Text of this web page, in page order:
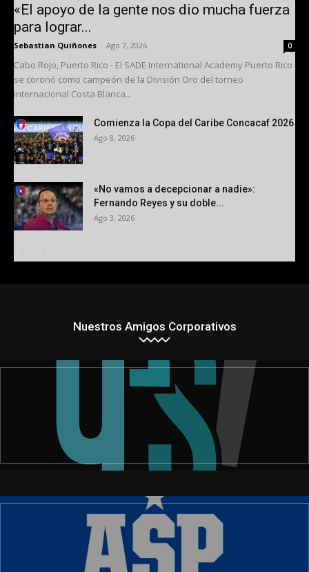
«El apoyo de la gente nos dio mucha fuerza
para lograr...
Sebastian Quiñones Ago 7, 2026 0
Cabo Rojo, Puerto Rico - El SADE International Academy Puerto Rico
se coronó como campeón de la División Oro del torneo
internacional Costa Blanca...
Comienza la Copa del Caribe Concacaf 2026
Ago 8, 2026
«No vamos a decepcionar a nadie»:
Fernando Reyes y su doble...
Ago 3, 2026
Nuestros Amigos Corporativos